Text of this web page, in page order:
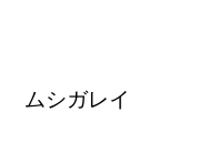
ムシガレイ